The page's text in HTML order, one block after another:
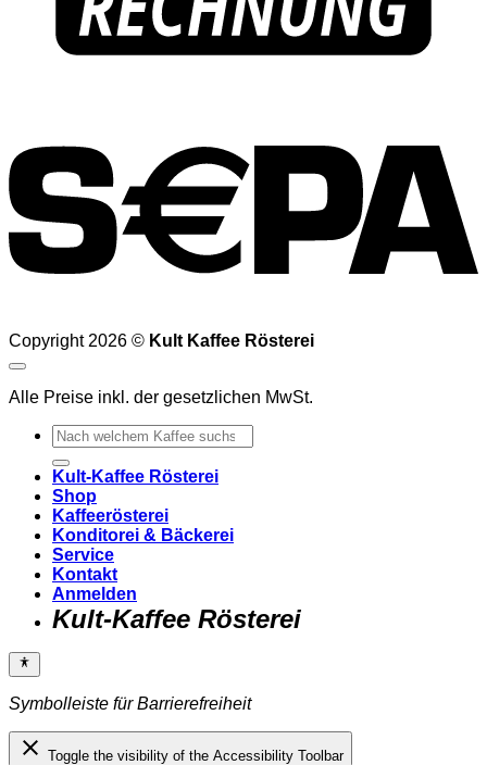
Copyright 2026 © Kult Kaffee Rösterei
Alle Preise inkl. der gesetzlichen MwSt.
Suchen
nach:
Kult-Kaffee Rösterei
Shop
Kaffeerösterei
Konditorei & Bäckerei
Service
Kontakt
Anmelden
Kult-Kaffee Rösterei
Symbolleiste für Barrierefreiheit
close Toggle the visibility of the Accessibility Toolbar